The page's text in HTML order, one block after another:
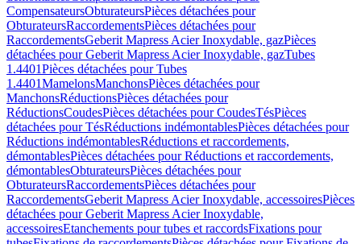
CompensateursObturateursPièces détachées pour
ObturateursRaccordementsPièces détachées pour
RaccordementsGeberit Mapress Acier Inoxydable, gazPièces
détachées pour Geberit Mapress Acier Inoxydable, gazTubes
1.4401Pièces détachées pour Tubes
1.4401MamelonsManchonsPièces détachées pour
ManchonsRéductionsPièces détachées pour
RéductionsCoudesPièces détachées pour CoudesTésPièces
détachées pour TésRéductions indémontablesPièces détachées pour
Réductions indémontablesRéductions et raccordements,
démontablesPièces détachées pour Réductions et raccordements,
démontablesObturateursPièces détachées pour
ObturateursRaccordementsPièces détachées pour
RaccordementsGeberit Mapress Acier Inoxydable, accessoiresPièces
détachées pour Geberit Mapress Acier Inoxydable,
accessoiresEtanchements pour tubes et raccordsFixations pour